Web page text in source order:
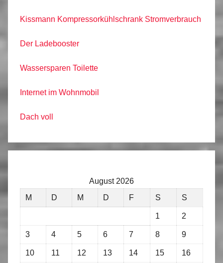
Kissmann Kompressorkühlschrank Stromverbrauch
Der Ladebooster
Wassersparen Toilette
Internet im Wohnmobil
Dach voll
August 2026
M
D M D F S S
1 2
3 4 5 6 7 8 9
10 11 12 13 14 15 16